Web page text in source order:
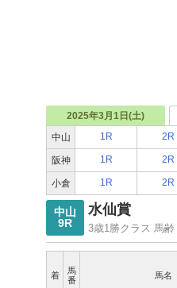
2025年3月1日(土)
中山 1R 2R
阪神 1R 2R
小倉 1R 2R
中山
9R
水仙賞
3歳1勝クラス 馬齢
着
馬
番
馬名